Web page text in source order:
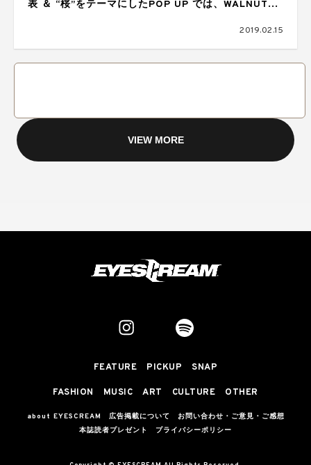
表 ＆ “桜”をテーマにしたPOP UP では、WALNUTに
2019.02.15
VIEW MORE
FEATURE PICKUP SNAP
FASHION MUSIC ART CULTURE OTHER
about EYESCREAM 広告掲載について
お問い合わせ・ご意見・ご感想
本誌読者プレゼント
プライバシーポリシー